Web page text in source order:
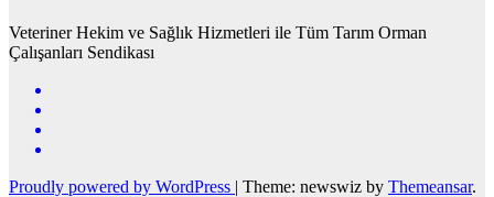
Veteriner Hekim ve Sağlık Hizmetleri ile Tüm Tarım Orman
Çalışanları Sendikası
Proudly powered by WordPress | Theme: newswiz by Themeansar.